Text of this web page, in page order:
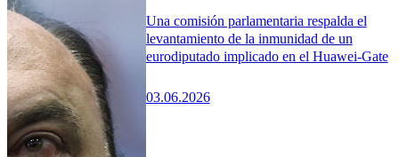
Una comisión parlamentaria respalda el
levantamiento de la inmunidad de un
eurodiputado implicado en el Huawei-Gate
03.06.2026